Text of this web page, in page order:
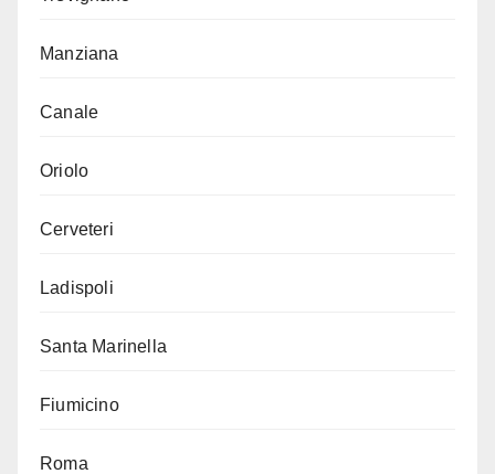
Manziana
Canale
Oriolo
Cerveteri
Ladispoli
Santa Marinella
Fiumicino
Roma